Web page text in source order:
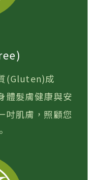
(Gluten)成
體髮膚健康與安
吋肌膚，照顧您